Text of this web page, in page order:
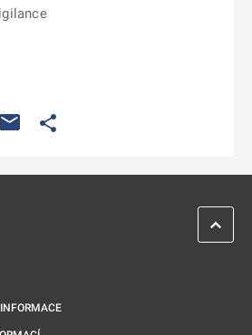
na nové kartě
otevře na nové kartě
se otevře na nové kartě
ZPĚT